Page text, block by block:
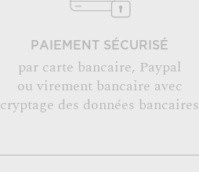
PAIEMENT SÉCURISÉ
par carte bancaire, Paypal
ou virement bancaire avec
cryptage des données bancaires